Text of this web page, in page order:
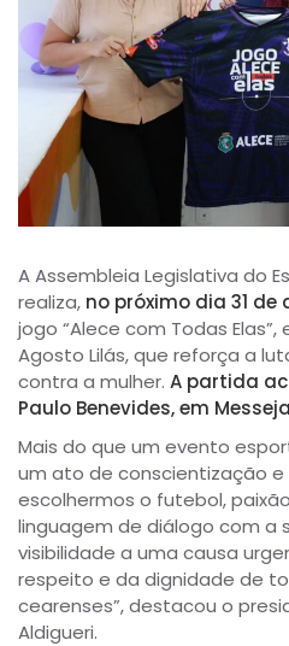
A Assembleia Legislativa do
realiza, no próximo dia 31
jogo “Alece com Todas
Agosto Lilás, que reforça a
contra a mulher. A partida
Paulo Benevides, em
Mais do que um evento
um ato de conscientização e
escolhermos o futebol,
linguagem de diálogo com a
visibilidade a uma causa
respeito e da dignidade de
cearenses”, destacou o
Aldigueri.